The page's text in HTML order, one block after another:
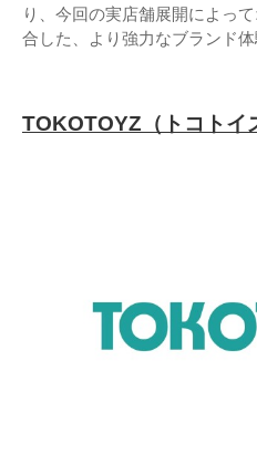
り、今回の実店舗展開によっ
合した、より強力なブランド
TOKOTOYZ（トコトイ